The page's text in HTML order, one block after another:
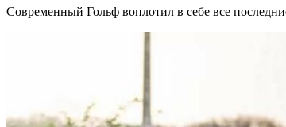
Современный Гольф воплотил в себе все